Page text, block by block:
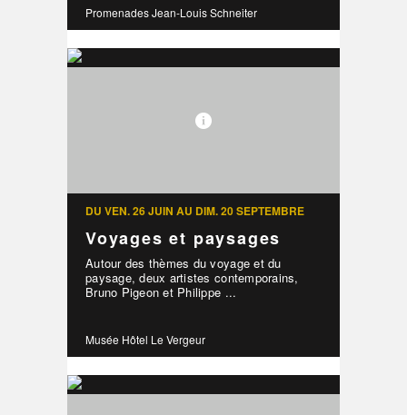
Promenades Jean-Louis Schneiter
DU VEN. 26 JUIN AU DIM. 20 SEPTEMBRE
Voyages et paysages
Autour des thèmes du voyage et du
paysage, deux artistes contemporains,
Bruno Pigeon et Philippe ...
Musée Hôtel Le Vergeur